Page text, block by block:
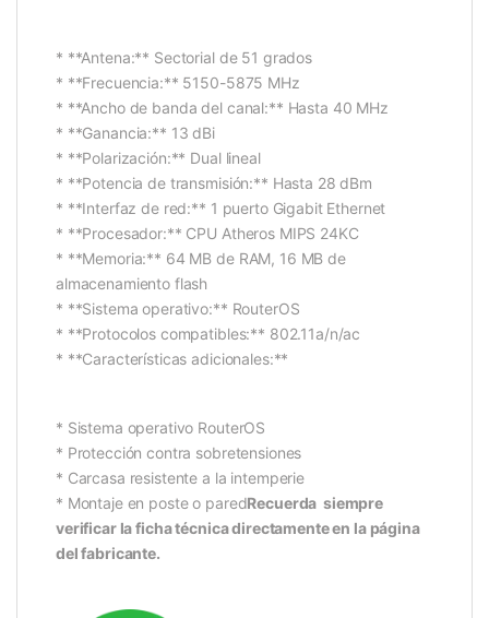
* **Antena:** Sectorial de 51 grados
* **Frecuencia:** 5150-5875 MHz
* **Ancho de banda del canal:** Hasta 40 MHz
* **Ganancia:** 13 dBi
* **Polarización:** Dual lineal
* **Potencia de transmisión:** Hasta 28 dBm
* **Interfaz de red:** 1 puerto Gigabit Ethernet
* **Procesador:** CPU Atheros MIPS 24KC
* **Memoria:** 64 MB de RAM, 16 MB de
almacenamiento flash
* **Sistema operativo:** RouterOS
* **Protocolos compatibles:** 802.11a/n/ac
* **Características adicionales:**
* Sistema operativo RouterOS
* Protección contra sobretensiones
* Carcasa resistente a la intemperie
* Montaje en poste o paredRecuerda siempre
verificar la ficha técnica directamente en la página
del fabricante.